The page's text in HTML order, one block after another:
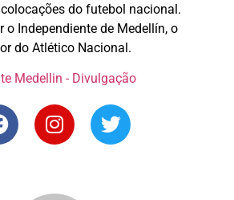
do futebol nacional.
o Independiente de Medellín, o
do Atlético Nacional.